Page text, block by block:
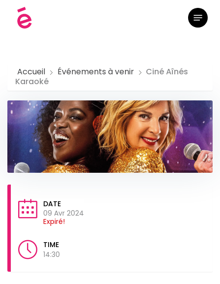
Menu
Accueil Événements à venir
Ciné Aînés
Karaoké
DATE
09 Avr 2024
Expiré!
TIME
14:30